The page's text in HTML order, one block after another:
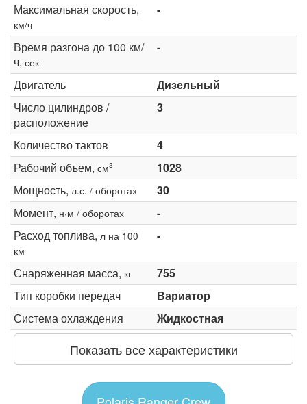
Максимальная скорость,
км/ч
-
Время разгона до 100 км/
ч, сек
-
Двигатель
Дизельный
Число цилиндров /
расположение
3
Количество тактов
4
Рабочий объем, см3
1028
Мощность, л.с. / оборотах
30
Момент, н·м / оборотах
-
Расход топлива, л на 100
км
-
Снаряженная масса, кг
755
Тип коробки передач
Вариатор
Система охлаждения
Жидкостная
Показать все характеристики